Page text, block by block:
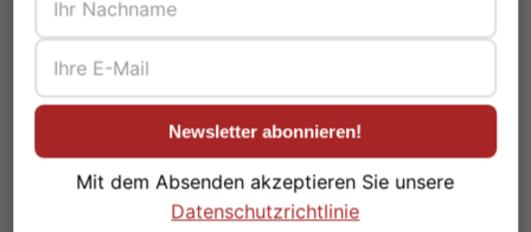
Newsletter abonnieren!
Mit dem Absenden akzeptieren Sie unsere
Datenschutzrichtlinie